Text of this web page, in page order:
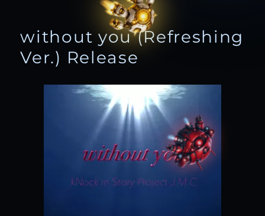
without you (Refreshing
Ver.) Release